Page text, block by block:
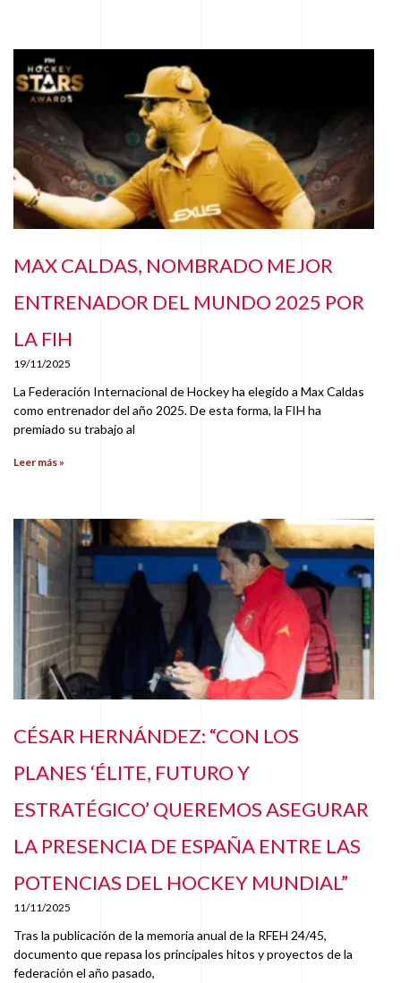
MAX CALDAS, NOMBRADO MEJOR
ENTRENADOR DEL MUNDO 2025 POR
LA FIH
19/11/2025
La Federación Internacional de Hockey ha elegido a Max Caldas
como entrenador del año 2025. De esta forma, la FIH ha
premiado su trabajo al
Leer más »
CÉSAR HERNÁNDEZ: “CON LOS
PLANES ‘ÉLITE, FUTURO Y
ESTRATÉGICO’ QUEREMOS ASEGURAR
LA PRESENCIA DE ESPAÑA ENTRE LAS
POTENCIAS DEL HOCKEY MUNDIAL”
11/11/2025
Tras la publicación de la memoria anual de la RFEH 24/45,
documento que repasa los principales hitos y proyectos de la
federación el año pasado,